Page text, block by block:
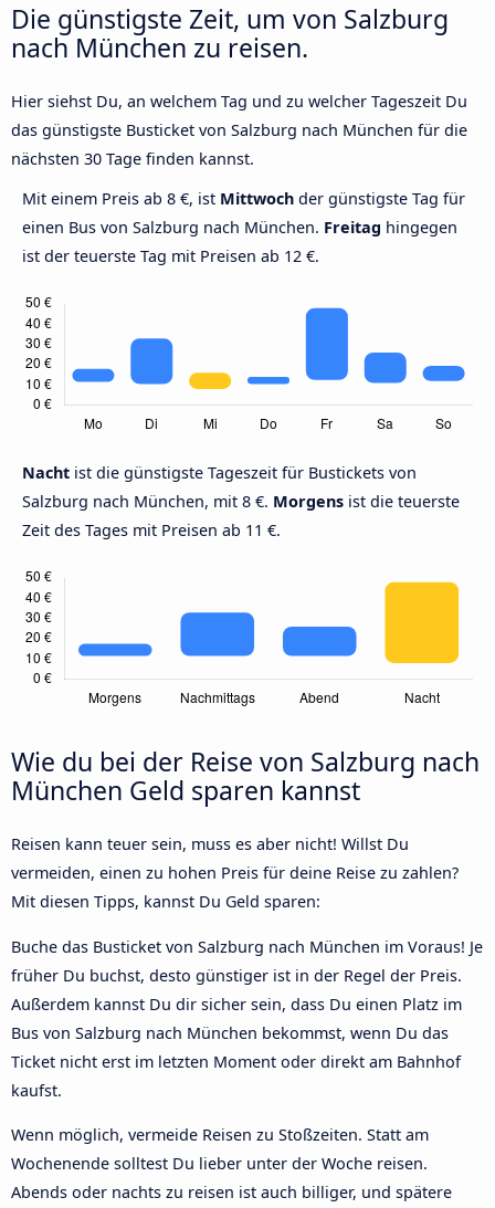
Die günstigste Zeit, um von Salzburg
nach München zu reisen.
Hier siehst Du, an welchem Tag und zu welcher Tageszeit Du
das günstigste Busticket von Salzburg nach München für die
nächsten 30 Tage finden kannst.
Mit einem Preis ab 8 €, ist Mittwoch der günstigste Tag für
einen Bus von Salzburg nach München. Freitag hingegen
ist der teuerste Tag mit Preisen ab 12 €.
Nacht ist die günstigste Tageszeit für Bustickets von
Salzburg nach München, mit 8 €. Morgens ist die teuerste
Zeit des Tages mit Preisen ab 11 €.
Wie du bei der Reise von Salzburg nach
München Geld sparen kannst
Reisen kann teuer sein, muss es aber nicht! Willst Du
vermeiden, einen zu hohen Preis für deine Reise zu zahlen?
Mit diesen Tipps, kannst Du Geld sparen:
Buche das Busticket von Salzburg nach München im Voraus! Je
früher Du buchst, desto günstiger ist in der Regel der Preis.
Außerdem kannst Du dir sicher sein, dass Du einen Platz im
Bus von Salzburg nach München bekommst, wenn Du das
Ticket nicht erst im letzten Moment oder direkt am Bahnhof
kaufst.
Wenn möglich, vermeide Reisen zu Stoßzeiten. Statt am
Wochenende solltest Du lieber unter der Woche reisen.
Abends oder nachts zu reisen ist auch billiger, und spätere